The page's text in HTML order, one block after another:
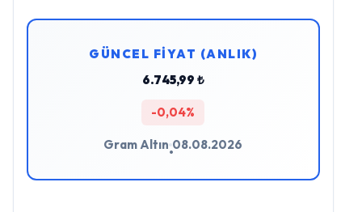
GÜNCEL FİYAT (ANLIK)
6.745,99 ₺
-0,04%
Gram Altın
•
08.08.2026